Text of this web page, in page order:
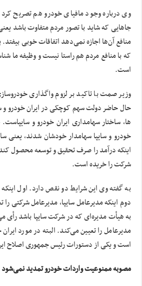
وی درباره وجود مافیای خودرو هم تصریح
جاهایی که شاید با تصور مردم متفاوت باشد
منافع آن‌ها اجازه نمی‌دهد اتفاقات خوبی بیفتد.
که با منافع مردم هم راستا نیست و وظیفه ما
است.
وزیر صمت با تاکید بر لزوم واگذاری
حال حاضر دولت سهم کوچکی در ایران خودرو و
ها، ساختار سهامداری ایران خودرو و سایپاست.
خودرو و سایپا سهامدار خودشان شدند، یعنی
شرکت را خریده است.
به گفته وی این شرایط دو نقص دارد. اول
دوم اینکه مدیرعامل سایپا، مدیرعامل شرکتی
به هیأت مدیره‌ای که در شرکت سایپا باشد رأی
مدیرعامل را تعیین می‌کند. البته در مورد
است و یکی از دستورات رئیس جمهوری اصلاح
مصوبه ممنوعیت واردات خودرو تمدید نمی‌شود